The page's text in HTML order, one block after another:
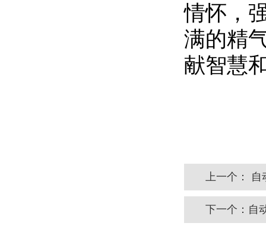
情怀，
满的精
献智慧
上一个： 自
下一个： 自